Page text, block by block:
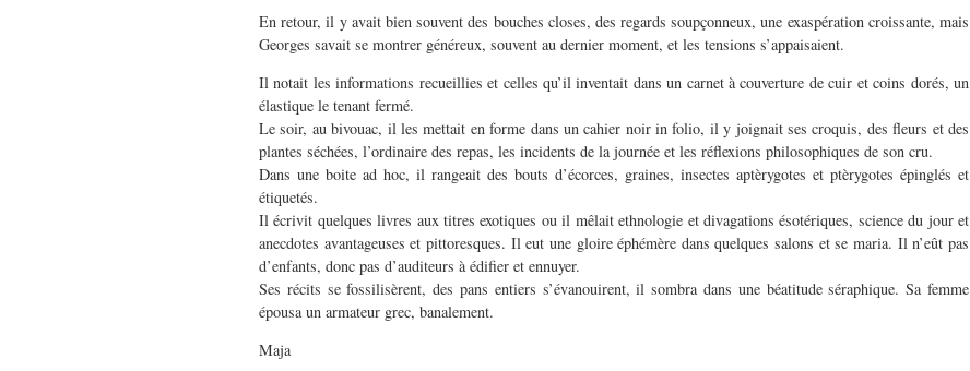
En retour, il y avait bien souvent des bouches closes, des regards soupçonneux, une exaspération croissante, mais
Georges savait se montrer généreux, souvent au dernier moment, et les tensions s’appaisaient.
Il notait les informations recueillies et celles qu’il inventait dans un carnet à couverture de cuir et coins dorés, un
élastique le tenant fermé.
Le soir, au bivouac, il les mettait en forme dans un cahier noir in folio, il y joignait ses croquis, des fleurs et des
plantes séchées, l’ordinaire des repas, les incidents de la journée et les réflexions philosophiques de son cru.
Dans une boite ad hoc, il rangeait des bouts d’écorces, graines, insectes aptèrygotes et ptèrygotes épinglés et
étiquetés.
Il écrivit quelques livres aux titres exotiques ou il mêlait ethnologie et divagations ésotériques, science du jour et
anecdotes avantageuses et pittoresques. Il eut une gloire éphémère dans quelques salons et se maria. Il n’eût pas
d’enfants, donc pas d’auditeurs à édifier et ennuyer.
Ses récits se fossilisèrent, des pans entiers s’évanouirent, il sombra dans une béatitude séraphique. Sa femme
épousa un armateur grec, banalement.
Maja